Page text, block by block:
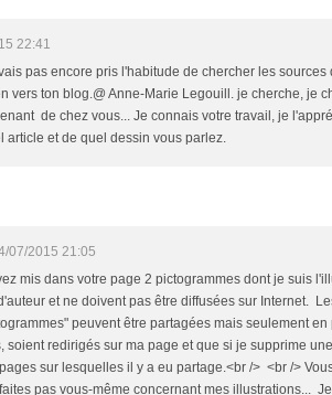
22:41
pas encore pris l'habitude de chercher les
vers ton blog.@ Anne-Marie Legouill. je cherche, je
de chez vous... Je connais votre travail, je
et de quel dessin vous parlez.
07/2015 21:05
mis dans votre page 2 pictogrammes dont je suis
et ne doivent pas être diffusées sur Internet.
peuvent être partagées mais seulement
soient redirigés sur ma page et que si je supprime
sur lesquelles il y a eu partage.<br /> <br />
pas vous-même concernant mes illustrations...